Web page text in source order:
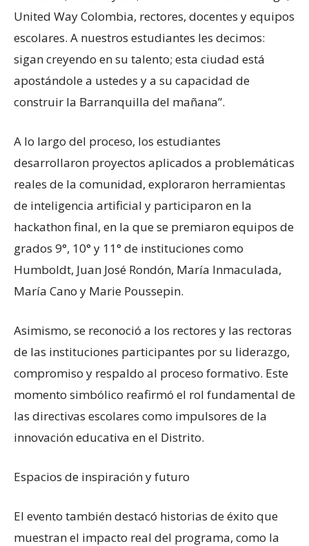
United Way Colombia, rectores, docentes y equipos
escolares. A nuestros estudiantes les decimos:
sigan creyendo en su talento; esta ciudad está
apostándole a ustedes y a su capacidad de
construir la Barranquilla del mañana”.
A lo largo del proceso, los estudiantes
desarrollaron proyectos aplicados a problemáticas
reales de la comunidad, exploraron herramientas
de inteligencia artificial y participaron en la
hackathon final, en la que se premiaron equipos de
grados 9°, 10° y 11° de instituciones como
Humboldt, Juan José Rondón, María Inmaculada,
María Cano y Marie Poussepin.
Asimismo, se reconoció a los rectores y las rectoras
de las instituciones participantes por su liderazgo,
compromiso y respaldo al proceso formativo. Este
momento simbólico reafirmó el rol fundamental de
las directivas escolares como impulsores de la
innovación educativa en el Distrito.
Espacios de inspiración y futuro
El evento también destacó historias de éxito que
muestran el impacto real del programa, como la